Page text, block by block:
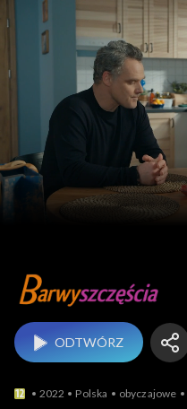
ODTWÓRZ
2022 Polska obyczajowe